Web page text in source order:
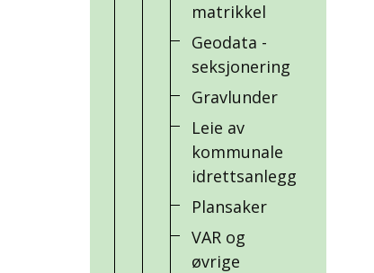
matrikkel
Geodata -
seksjonering
Gravlunder
Leie av
kommunale
idrettsanlegg
Plansaker
VAR og
øvrige